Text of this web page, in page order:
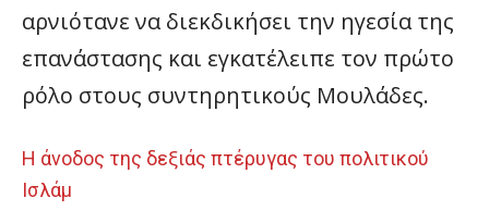
αρνιότανε να διεκδικήσει την ηγεσία της
επανάστασης και εγκατέλειπε τον πρώτο
ρόλο στους συντηρητικούς Μουλάδες.
Η άνοδος της δεξιάς πτέρυγας του πολιτικού
Ισλάμ